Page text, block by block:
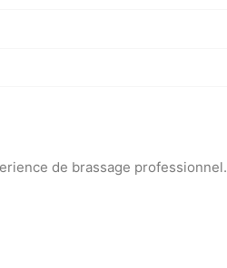
de brassage professionnel.